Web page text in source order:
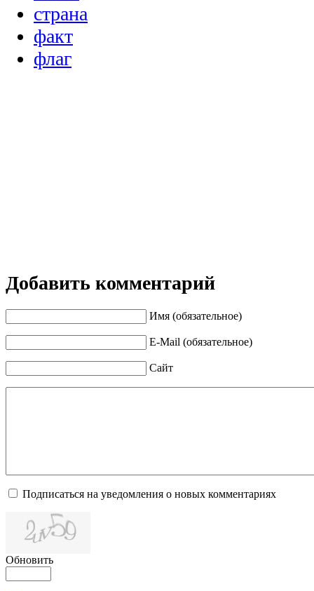
страна
факт
флаг
Добавить комментарий
Имя (обязательное)
E-Mail (обязательное)
Сайт
Подписаться на уведомления о новых комментариях
Обновить